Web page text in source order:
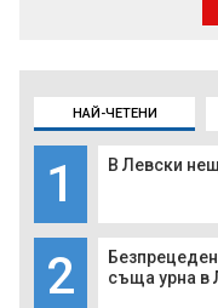
НАЙ-ЧЕТЕНИ
1 В Левски
2
съща урна в